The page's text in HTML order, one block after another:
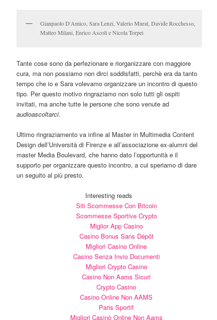
Gianpaolo D'Amico, Sara Lenzi, Valerio Murat, Davide Rocchesso,
Matteo Milani, Enrico Ascoli e Nicola Torpei
Tante cose sono da perfezionare e riorganizzare con maggiore
cura, ma non possiamo non dirci soddisfatti, perchè era da tanto
tempo che io e Sara volevamo organizzare un incontro di questo
tipo. Per questo motivo ringraziamo non solo tutti gli ospiti
invitati, ma anche tutte le persone che sono venute ad
audioascoltarci.
Ultimo ringraziamento va infine al Master in Multimedia Content
Design dell’Università di Firenze e all’associazione ex-alumni del
master Media Boulevard, che hanno dato l’opportunità e il
supporto per organizzare questo incontro, a cui speriamo di dare
un seguito al più presto.
Interesting reads
Siti Scommesse Con Bitcoin
Scommesse Sportive Crypto
Miglior App Casino
Casino Bonus Sans Dépôt
Migliori Casino Online
Casino Senza Invio Documenti
Migliori Crypto Casino
Casino Non Aams Sicuri
Crypto Casino
Casino Online Non AAMS
Paris Sportif
Migliori Casinò Online Non Aams